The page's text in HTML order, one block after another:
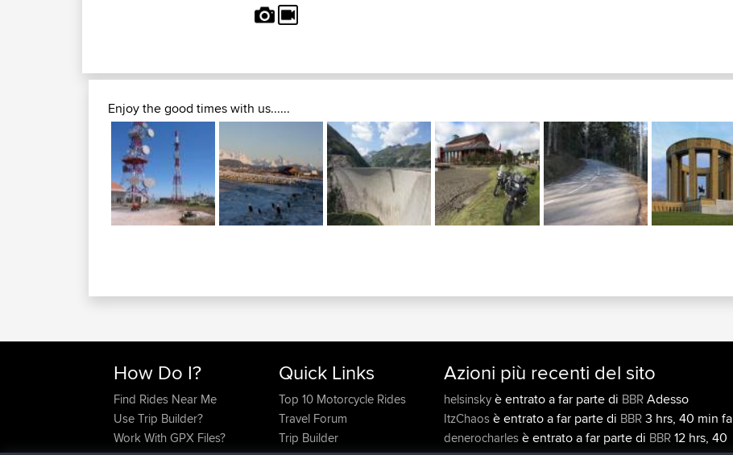
Enjoy the good times with us......
How Do I?
Find Rides Near Me
Use Trip Builder?
Work With GPX Files?
Quick Links
Top 10 Motorcycle Rides
Travel Forum
Trip Builder
Azioni più recenti del sito
helsinskyè entrato a far parte di BBRAdesso
ItzChaosè entrato a far parte di BBR3 hrs, 40 min fa
denerocharlesè entrato a far parte di BBR12 hrs, 40